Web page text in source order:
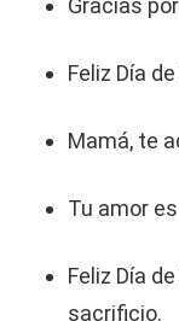
Gracias
Feliz Día
Mamá, te
Tu amor
Feliz Día
sacrificio.